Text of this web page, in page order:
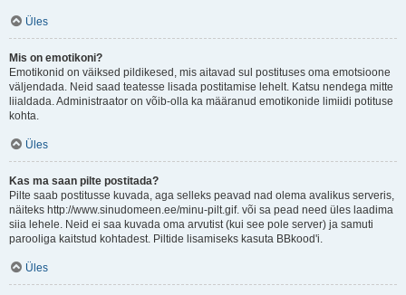
Üles
Mis on emotikoni?
Emotikonid on väiksed pildikesed, mis aitavad sul postituses oma emotsioone
väljendada. Neid saad teatesse lisada postitamise lehelt. Katsu nendega mitte
liialdada. Administraator on võib-olla ka määranud emotikonide limiidi potituse
kohta.
Üles
Kas ma saan pilte postitada?
Pilte saab postitusse kuvada, aga selleks peavad nad olema avalikus serveris,
näiteks http://www.sinudomeen.ee/minu-pilt.gif. või sa pead need üles laadima
siia lehele. Neid ei saa kuvada oma arvutist (kui see pole server) ja samuti
parooliga kaitstud kohtadest. Piltide lisamiseks kasuta BBkood'i.
Üles